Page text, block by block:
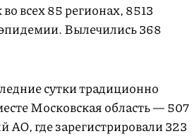
всех 85 регионах, 8513
Вылечились 368
сутки традиционно
Московская область — 507
где зарегистрировали 323